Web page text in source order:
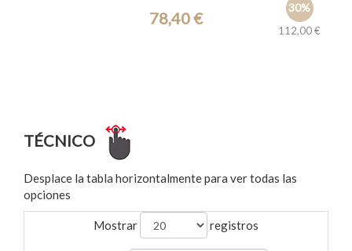
30%
112,00 €
78,40 €
TÉCNICO
Desplace la tabla horizontalmente para ver todas las
opciones
Mostrar registros